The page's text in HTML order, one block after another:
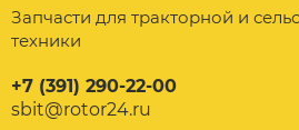
Запчасти для тракторной и
техники
+7 (391) 290-22-00
sbit@rotor24.ru